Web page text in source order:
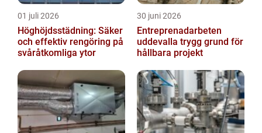
01 juli 2026
Höghöjdsstädning: Säker
och effektiv rengöring på
svåråtkomliga ytor
30 juni 2026
Entreprenadarbeten
uddevalla trygg grund för
hållbara projekt